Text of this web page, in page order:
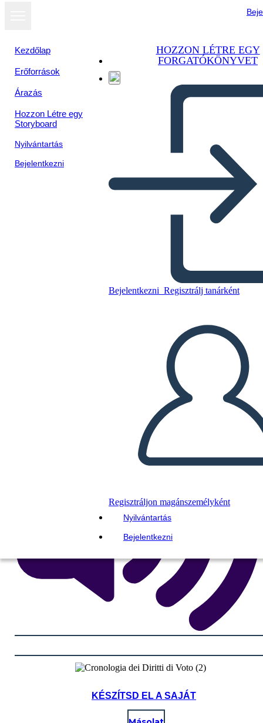
Kezdőlap
Erőforrások
Árazás
Hozzon Létre egy
Storyboard
Nyilvántartás
Bejelentkezni
HOZZON LÉTRE EGY
FORGATÓKÖNYVET
Bejelentkezni Regisztrálj tanárként
Regisztráljon magánszemélyként
Nyilvántartás
Bejelentkezni
Cronologia dei Diritti di Voto
Másolja ezt a forgatókönyvet
KÉSZÍTSEN EGY STORYBOARDOT
DIAVETÍTÉS LEJÁTSZÁSA
OLVASS NEKEM
KÉSZÍTSD EL A SAJÁT